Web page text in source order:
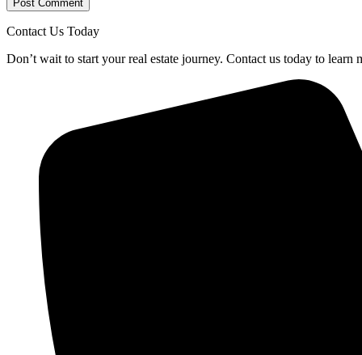
Contact Us Today
Don’t wait to start your real estate journey. Contact us today to